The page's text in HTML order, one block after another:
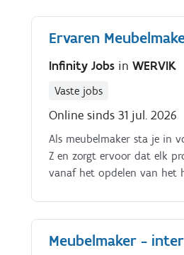
Ervaren
Infinity Jobs inWERVIK
Vaste jobs
Online sinds 31 jul. 2026
Als meubelmaker sta je in
Z en zorgt ervoor dat elk
vanaf het opdelen van het
assembleren van
meubelen bij klanten
Meubelmaker -